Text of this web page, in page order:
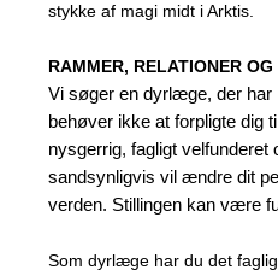
stykke af magi midt i Arktis.
RAMMER, RELATIONER OG
Vi søger en dyrlæge, der har
behøver ikke at forpligte dig
nysgerrig, fagligt velfunderet
sandsynligvis vil ændre dit
verden. Stillingen kan være
Som dyrlæge har du det